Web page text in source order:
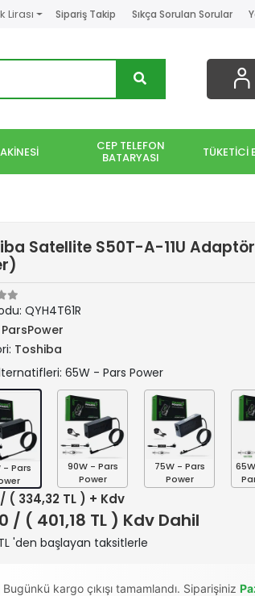
Lirası Sipariş Takip Sıkça Sorulan Sorular
CEP TELEFON
BATARYASI TÜKETİCİ
Satellite S50T-A-11U
QYH4T61R
ParsPower
Toshiba
65W - Pars Power
- Pars
90W - Pars
Power
75W - Pars
Power
/ ( 334,32 TL ) + Kdv
/ ( 401,18 TL ) Kdv Dahil
'den başlayan taksitlerle
Bugünkü kargo çıkışı tamamlandı. Siparişiniz